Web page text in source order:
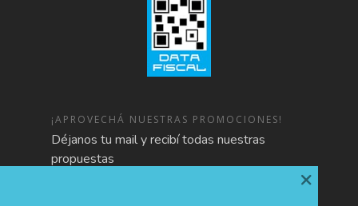
¡APROVECHÁ NUESTRAS PROMOCIONES!
Déjanos tu mail y recibí todas nuestras
propuestas
×